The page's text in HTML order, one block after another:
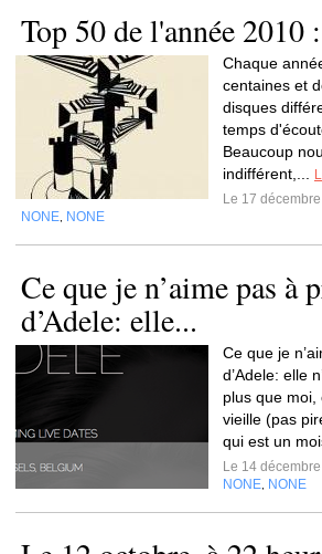
Top 50 de l'année 2010
Chaque
centaines et
disques
temps
Beaucoup
indifférent,...
Le 17
NONE NONE
Ce que je n’aime pas à
d’Adele: elle...
Ce que je
d’Adele: elle
plus que
vieille (pas
qui est un
Le 14
NONE NONE